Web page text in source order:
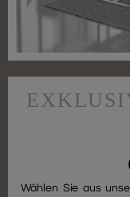
Wählen Sie aus